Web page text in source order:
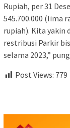
Rupiah, per 31
545.700.000 (lima
rupiah). Kita yakin
restribusi Parkir
selama 2023,”
Post Views: 779